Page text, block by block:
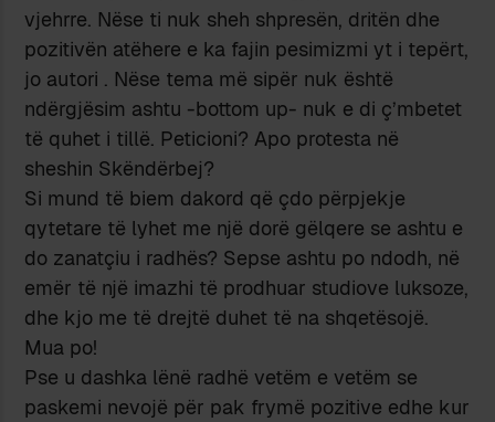
vjehrre. Nëse ti nuk sheh shpresën, dritën dhe
pozitivën atëhere e ka fajin pesimizmi yt i tepërt,
jo autori . Nëse tema më sipër nuk është
ndërgjësim ashtu -bottom up- nuk e di ç’mbetet
të quhet i tillë. Peticioni? Apo protesta në
sheshin Skëndërbej?
Si mund të biem dakord që çdo përpjekje
qytetare të lyhet me një dorë gëlqere se ashtu e
do zanatçiu i radhës? Sepse ashtu po ndodh, në
emër të një imazhi të prodhuar studiove luksoze,
dhe kjo me të drejtë duhet të na shqetësojë.
Mua po!
Pse u dashka lënë radhë vetëm e vetëm se
paskemi nevojë për pak frymë pozitive edhe kur